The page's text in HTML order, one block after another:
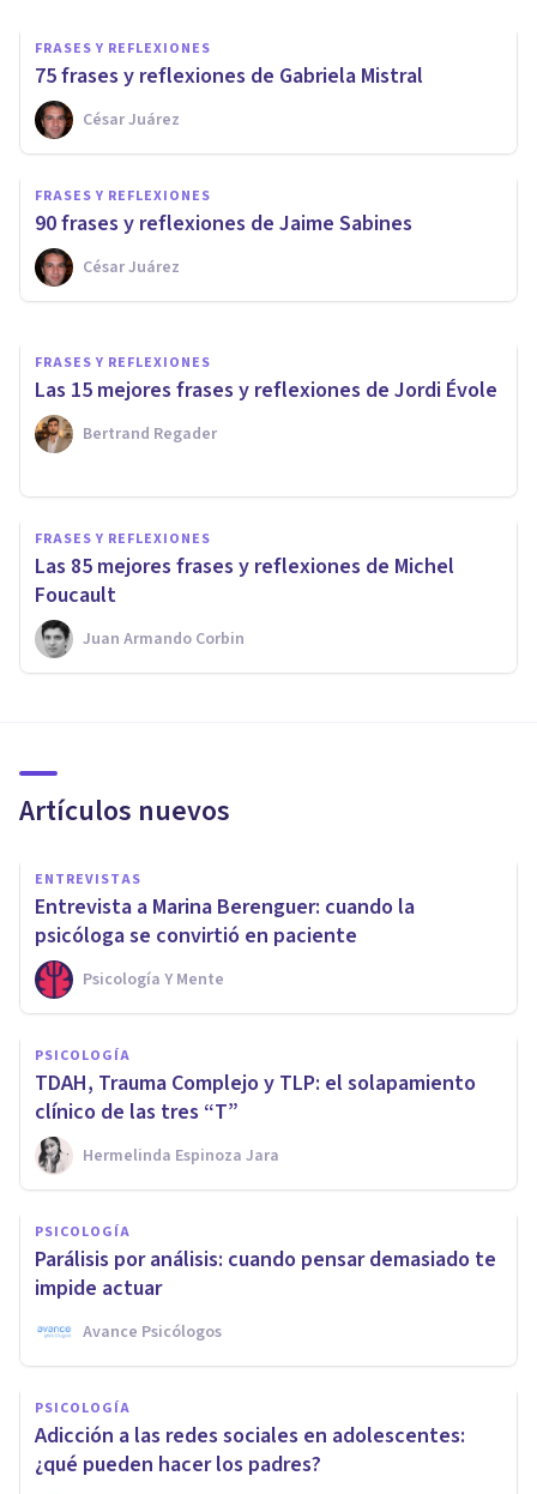
FRASES Y REFLEXIONES
75 frases y reflexiones de Gabriela Mistral
César Juárez
FRASES Y REFLEXIONES
90 frases y reflexiones de Jaime Sabines
César Juárez
FRASES Y REFLEXIONES
80 frases y reflexiones de
Margaret Mead
Xavier Molina
FRASES Y REFLEXIONES
Las 15 mejores frases y reflexiones de Jordi Évole
Bertrand Regader
FRASES Y REFLEXIONES
Las 85 mejores frases y reflexiones de Michel
Foucault
Juan Armando Corbin
Artículos nuevos
ENTREVISTAS
Entrevista a Marina Berenguer: cuando la
psicóloga se convirtió en paciente
Psicología Y Mente
PSICOLOGÍA
TDAH, Trauma Complejo y TLP: el solapamiento
clínico de las tres “T”
Hermelinda Espinoza Jara
PSICOLOGÍA
Parálisis por análisis: cuando pensar demasiado te
impide actuar
Avance Psicólogos
PSICOLOGÍA
Adicción a las redes sociales en adolescentes:
¿qué pueden hacer los padres?